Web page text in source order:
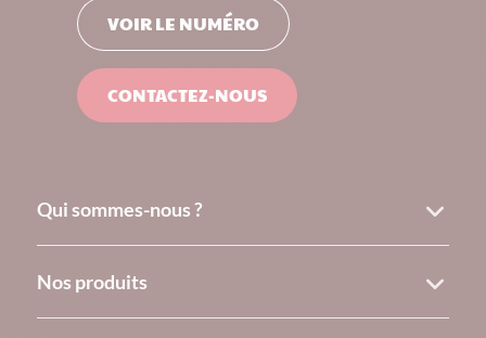
VOIR LE NUMÉRO
CONTACTEZ-NOUS
Qui sommes-nous ?
Nos produits